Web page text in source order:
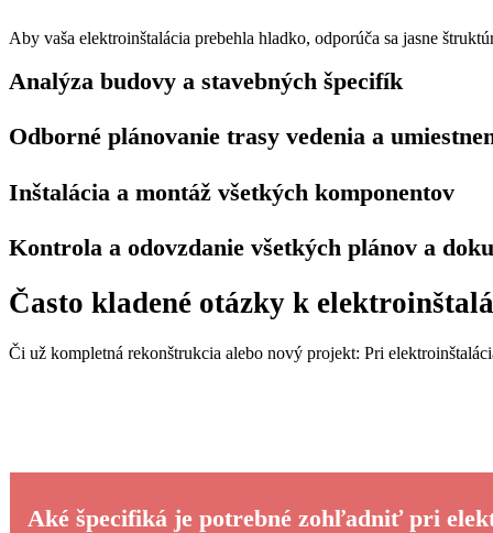
Aby vaša elektroinštalácia prebehla hladko, odporúča sa jasne
Analýza budovy a stavebných špecifík
Odborné plánovanie trasy vedenia a
Inštalácia a montáž všetkých komponentov
Kontrola a odovzdanie všetkých plánov a
Často kladené otázky k
Či už kompletná rekonštrukcia alebo nový projekt: Pri
Aké špecifiká je potrebné zohľadniť pri